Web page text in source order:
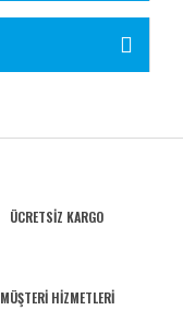
ÜCRETSİZ KARGO
MÜŞTERİ HİZMETLERİ